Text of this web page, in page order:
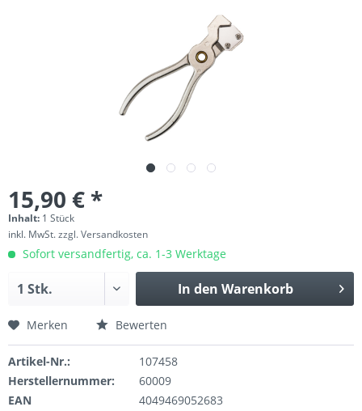
15,90 € *
Inhalt: 1 Stück
inkl. MwSt.zzgl. Versandkosten
Sofort versandfertig, ca. 1-3 Werktage
In den Warenkorb
Merken Bewerten
Artikel-Nr.:
107458
Herstellernummer:
60009
EAN
4049469052683